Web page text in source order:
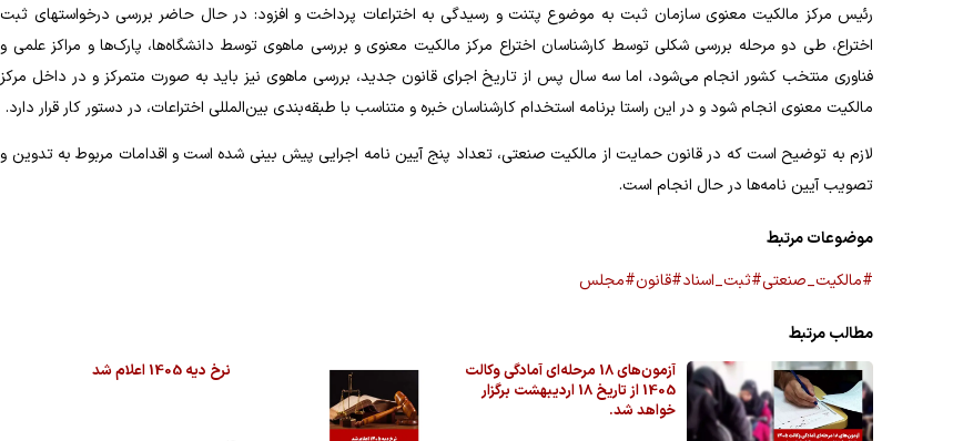
رئیس مرکز مالکیت معنوی سازمان ثبت به موضوع پتنت و رسیدگی به اختراعات پرداخت و افزود: در حال حاضر بررسی درخواست­های ثبت
اختراع، طی دو مرحله بررسی شکلی توسط کارشناسان اختراع مرکز مالکیت معنوی و بررسی ماهوی توسط دانشگاه­‌ها، پارک­‌ها و مراکز علمی و
فناوری منتخب کشور انجام می­‌شود، اما سه سال پس از تاریخ اجرای قانون جدید، بررسی­ ماهوی نیز باید به صورت متمرکز و در داخل مرکز
مالکیت معنوی انجام شود و در این راستا برنامه استخدام کارشناسان خبره و متناسب با طبقه‌­بندی‌ بین­‌المللی اختراعات، در دستور کار قرار دارد.
لازم به توضیح است که در قانون حمایت از مالکیت صنعتی، تعداد پنج آیین ­نامه اجرایی پیش­ بینی شده است و اقدامات مربوط به تدوین و
تصویب آیین­ نامه­‌ها در حال انجام است.
موضوعات مرتبط
#مالکیت_صنعتی#ثبت_اسناد#قانون#مجلس
مطالب مرتبط
آزمون‌های 18 مرحله‌ای آمادگی وکالت
1405 از تاریخ 18 اردیبهشت برگزار
خواهد شد.
نرخ دیه 1405 اعلام شد